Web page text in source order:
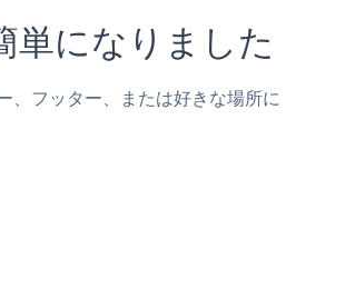
になりました
フッター、または好きな場所に